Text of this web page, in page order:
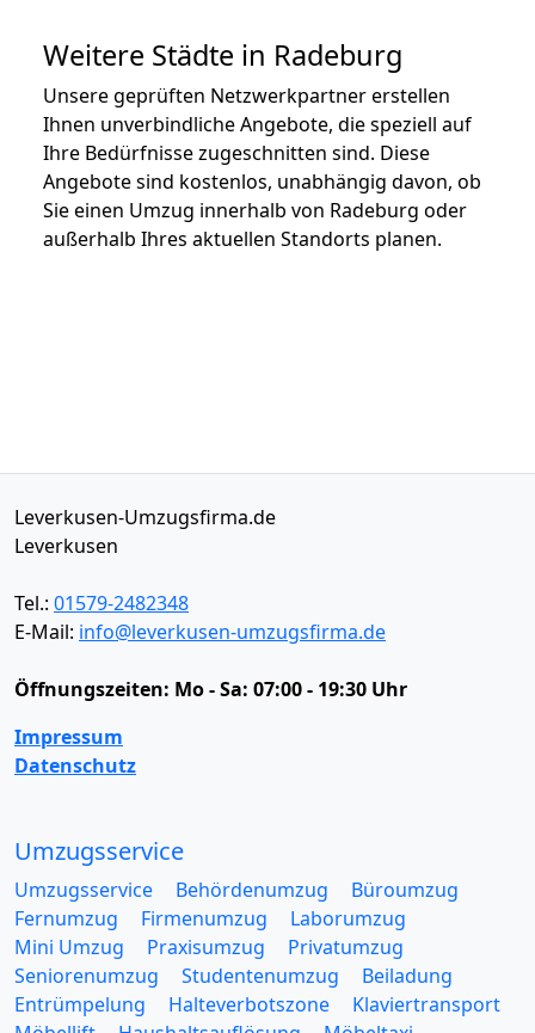
Weitere Städte in Radeburg
Unsere geprüften Netzwerkpartner erstellen
Ihnen unverbindliche Angebote, die speziell auf
Ihre Bedürfnisse zugeschnitten sind. Diese
Angebote sind kostenlos, unabhängig davon, ob
Sie einen Umzug innerhalb von Radeburg oder
außerhalb Ihres aktuellen Standorts planen.
Leverkusen-Umzugsfirma.de
Leverkusen
Tel.: 01579-2482348
E-Mail: info@leverkusen-umzugsfirma.de
Öffnungszeiten: Mo - Sa: 07:00 - 19:30 Uhr
Impressum
Datenschutz
Umzugsservice
Umzugsservice Behördenumzug
Büroumzug
Fernumzug
Firmenumzug
Laborumzug
Mini Umzug
Praxisumzug
Privatumzug
Seniorenumzug
Studentenumzug
Beiladung
Entrümpelung
Halteverbotszone
Klaviertransport